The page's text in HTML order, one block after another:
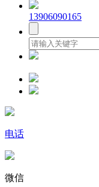
13906090165
电话
微信